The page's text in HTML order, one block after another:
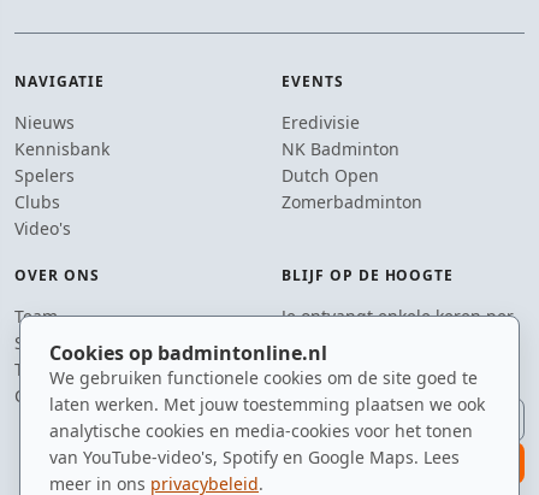
Cookies op badmintonline.nl
We gebruiken functionele cookies om de site goed te
laten werken. Met jouw toestemming plaatsen we ook
analytische cookies en media-cookies voor het tonen
van YouTube-video's, Spotify en Google Maps. Lees
meer in ons privacybeleid.
NAVIGATIE
Nieuws
Kennisbank
Spelers
Clubs
Video's
EVENTS
Eredivisie
NK Badminton
Dutch Open
Zomerbadminton
OVER ONS
Team
Supporters
Tip de redactie
Contact
BLIJF OP DE HOOGTE
Je ontvangt enkele keren per
jaar een e-mail met het
laatste badmintonnieuws.
E-mailadres
aanmelden